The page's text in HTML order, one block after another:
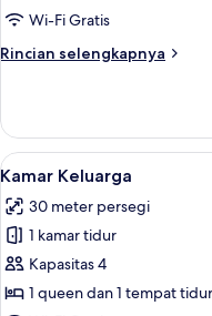
Superior
Wi-Fi Gratis
Rincian selengkapnya
Rincian
Kamar
Double
Superior
Lihat
semua
foto
untuk
Kamar
Keluarga
12
Kamar Keluarga
30 meter persegi
1 kamar tidur
Kapasitas 4
1 queen dan 1 tempat